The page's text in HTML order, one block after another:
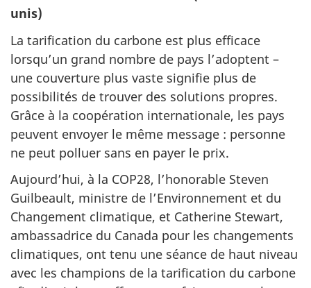
unis)
La tarification du carbone est plus efficace
lorsqu’un grand nombre de pays l’adoptent –
une couverture plus vaste signifie plus de
possibilités de trouver des solutions propres.
Grâce à la coopération internationale, les pays
peuvent envoyer le même message : personne
ne peut polluer sans en payer le prix.
Aujourd’hui, à la COP28, l’honorable Steven
Guilbeault, ministre de l’Environnement et du
Changement climatique, et Catherine Stewart,
ambassadrice du Canada pour les changements
climatiques, ont tenu une séance de haut niveau
avec les champions de la tarification du carbone